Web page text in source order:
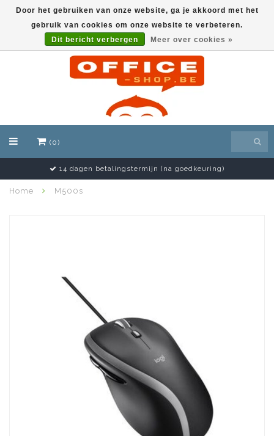
(0)
14 dagen betalingstermijn (na goedkeuring)
Home M500s
Door het gebruiken van onze website, ga je akkoord met het
gebruik van cookies om onze website te verbeteren.
Dit bericht verbergen
Meer over cookies »